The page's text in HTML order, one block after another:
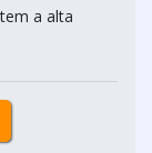
a alta